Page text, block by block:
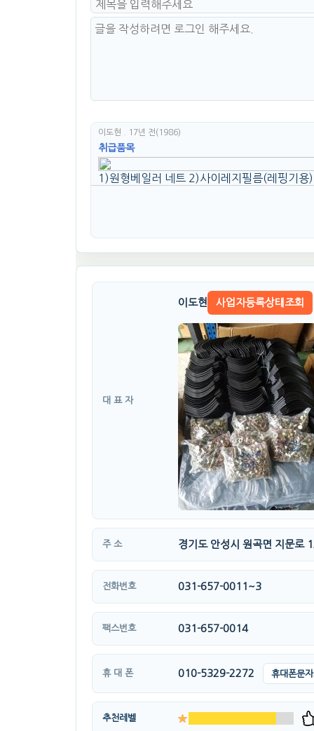
이도현 . 17년 전(1986)
취급품목
1)원형베일러 네트 2)사이레지필름(레핑기
대 표 자
이도현 사업자등록상태조회
주 소 경기도 안성시 원곡면 지문
전화번호 031-657-0011~3
팩스번호 031-657-0014
휴 대 폰 010-5329-2272 휴대폰문
추천레벨